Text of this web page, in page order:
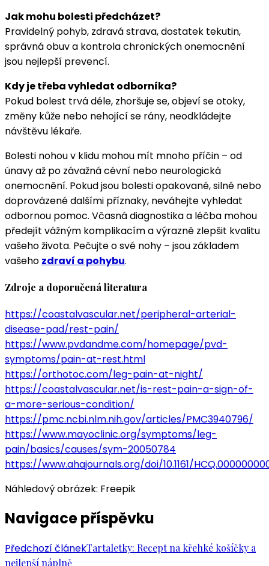
Jak mohu bolesti předcházet?
Pravidelný pohyb, zdravá strava, dostatek tekutin,
správná obuv a kontrola chronických onemocnění
jsou nejlepší prevencí.
Kdy je třeba vyhledat odborníka?
Pokud bolest trvá déle, zhoršuje se, objeví se otoky,
změny kůže nebo nehojící se rány, neodkládejte
návštěvu lékaře.
Bolesti nohou v klidu mohou mít mnoho příčin – od
únavy až po závažná cévní nebo neurologická
onemocnění. Pokud jsou bolesti opakované, silné nebo
doprovázené dalšími příznaky, neváhejte vyhledat
odbornou pomoc. Včasná diagnostika a léčba mohou
předejít vážným komplikacím a výrazně zlepšit kvalitu
vašeho života. Pečujte o své nohy – jsou základem
vašeho zdraví a pohybu.
Zdroje a doporučená literatura
https://coastalvascular.net/peripheral-arterial-
disease-pad/rest-pain/
https://www.pvdandme.com/homepage/pvd-
symptoms/pain-at-rest.html
https://orthotoc.com/leg-pain-at-night/
https://coastalvascular.net/is-rest-pain-a-sign-of-
a-more-serious-condition/
https://pmc.ncbi.nlm.nih.gov/articles/PMC3940796/
https://www.mayoclinic.org/symptoms/leg-
pain/basics/causes/sym-20050784
https://www.ahajournals.org/doi/10.1161/
Náhledový obrázek: Freepik
Navigace příspěvku
Předchozí článekTartaletky: Recept na křehké košíčky a
nejlepší náplně